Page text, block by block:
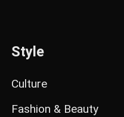
Style
Culture
Fashion & Beauty